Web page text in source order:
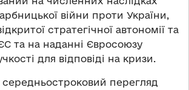
війни проти України,
стратегічної автономії та
та на наданні Євросоюзу
для відповіді на кризи.
перегляд